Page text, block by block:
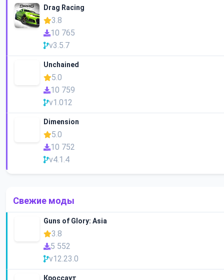
Drag Racing
3.8
10 765
v3.5.7
Unchained
5.0
10 759
v1.012
Dimension
5.0
10 752
v4.1.4
Свежие моды
Guns of Glory: Asia
3.8
5 552
v12.23.0
Кроссаут